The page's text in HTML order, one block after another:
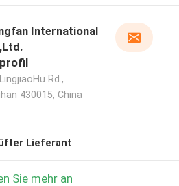
International
Rd.,
430015, China
Lieferant
Sie mehr an